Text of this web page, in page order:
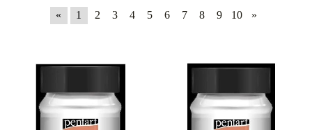
« 1 2 3 4 5 6 7 8 9 10 »